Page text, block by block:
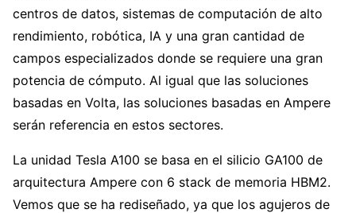
centros de datos, sistemas de computación de alto
rendimiento, robótica, IA y una gran cantidad de
campos especializados donde se requiere una gran
potencia de cómputo. Al igual que las soluciones
basadas en Volta, las soluciones basadas en Ampere
serán referencia en estos sectores.
La unidad Tesla A100 se basa en el silicio GA100 de
arquitectura Ampere con 6 stack de memoria HBM2.
Vemos que se ha rediseñado, ya que los agujeros de